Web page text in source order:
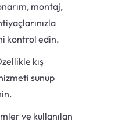
montaj,
kontrol edin.
kış
sunup
ve kullanılan